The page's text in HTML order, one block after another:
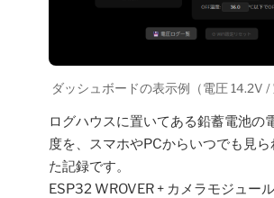
ダッシュボードの表示例（電圧 14.2V
ログハウスに置いてある鉛蓄電池の
度を、スマホやPCからいつでも見ら
た記録です。
ESP32 WROVER + カメラモジュー